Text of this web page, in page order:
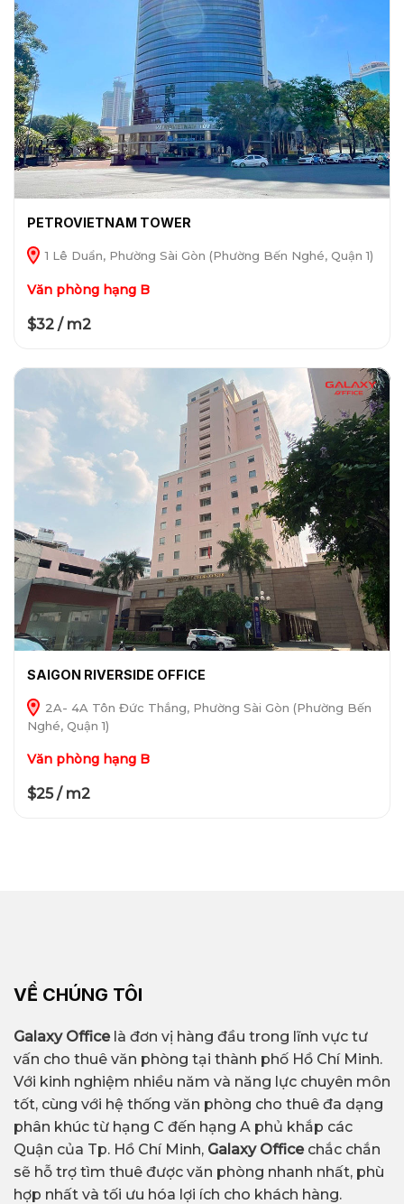
PETROVIETNAM TOWER
1 Lê Duẩn, Phường Sài Gòn (Phường Bến Nghé, Quận 1)
Văn phòng hạng B
$32 / m2
SAIGON RIVERSIDE OFFICE
2A- 4A Tôn Đức Thắng, Phường Sài Gòn (Phường Bến
Nghé, Quận 1)
Văn phòng hạng B
$25 / m2
VỀ CHÚNG TÔI
Galaxy Officelà đơn vị hàng đầu trong lĩnh vực tư
vấn cho thuê văn phòng tại thành phố Hồ Chí Minh.
Với kinh nghiệm nhiều năm và năng lực chuyên môn
tốt, cùng với hệ thống văn phòng cho thuê đa dạng
phân khúc từ hạng C đến hạng A phủ khắp các
Quận của Tp. Hồ Chí Minh, Galaxy Office chắc chắn
sẽ hỗ trợ tìm thuê được văn phòng nhanh nhất, phù
hợp nhất và tối ưu hóa lợi ích cho khách hàng.